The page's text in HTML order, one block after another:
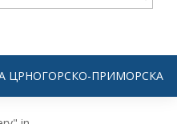
ЦРНОГОРСКО-ПРИМОРСКА